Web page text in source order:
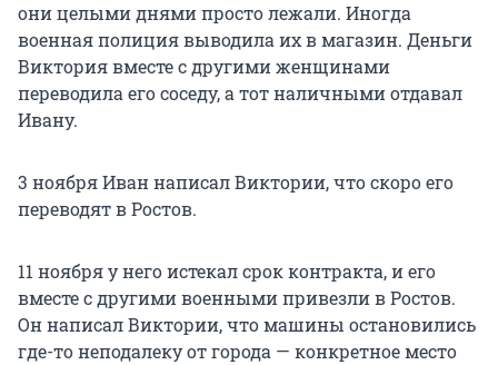
они целыми днями просто лежали. Иногда
военная полиция выводила их в магазин. Деньги
Виктория вместе с другими женщинами
переводила его соседу, а тот наличными отдавал
Ивану.
3 ноября Иван написал Виктории, что скоро его
переводят в Ростов.
11 ноября у него истекал срок контракта, и его
вместе с другими военными привезли в Ростов.
Он написал Виктории, что машины остановились
где-то неподалеку от города — конкретное место